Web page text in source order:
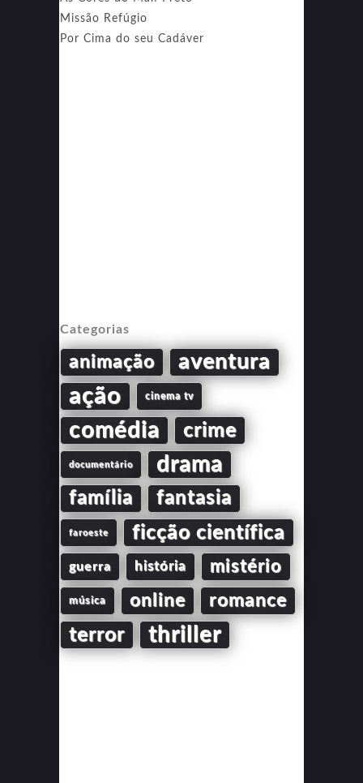
Missão Refúgio
Por Cima do seu Cadáver
Categorias
animação aventura
ação cinema tv
comédia crime
documentário drama
família fantasia
faroeste ficção científica
guerra história mistério
música online romance
terror thriller